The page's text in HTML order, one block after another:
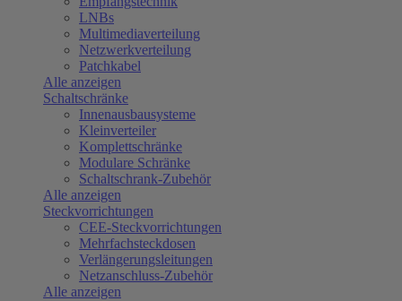
LNBs
Multimediaverteilung
Netzwerkverteilung
Patchkabel
Alle anzeigen
Schaltschränke
Innenausbausysteme
Kleinverteiler
Komplettschränke
Modulare Schränke
Schaltschrank-Zubehör
Alle anzeigen
Steckvorrichtungen
CEE-Steckvorrichtungen
Mehrfachsteckdosen
Verlängerungsleitungen
Netzanschluss-Zubehör
Alle anzeigen